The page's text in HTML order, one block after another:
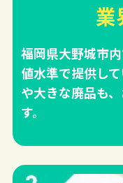
業
福岡県大野城市
値水準で提供し
や大きな廃品も
す。